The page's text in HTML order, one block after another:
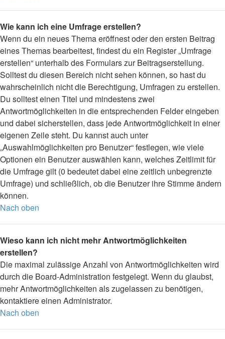
Wie kann ich eine Umfrage erstellen?
Wenn du ein neues Thema eröffnest oder den ersten Beitrag
eines Themas bearbeitest, findest du ein Register „Umfrage
erstellen“ unterhalb des Formulars zur Beitragserstellung.
Solltest du diesen Bereich nicht sehen können, so hast du
wahrscheinlich nicht die Berechtigung, Umfragen zu erstellen.
Du solltest einen Titel und mindestens zwei
Antwortmöglichkeiten in die entsprechenden Felder eingeben
und dabei sicherstellen, dass jede Antwortmöglichkeit in einer
eigenen Zeile steht. Du kannst auch unter
„Auswahlmöglichkeiten pro Benutzer“ festlegen, wie viele
Optionen ein Benutzer auswählen kann, welches Zeitlimit für
die Umfrage gilt (0 bedeutet dabei eine zeitlich unbegrenzte
Umfrage) und schließlich, ob die Benutzer ihre Stimme ändern
können.
Nach oben
Wieso kann ich nicht mehr Antwortmöglichkeiten
erstellen?
Die maximal zulässige Anzahl von Antwortmöglichkeiten wird
durch die Board-Administration festgelegt. Wenn du glaubst,
mehr Antwortmöglichkeiten als zugelassen zu benötigen,
kontaktiere einen Administrator.
Nach oben